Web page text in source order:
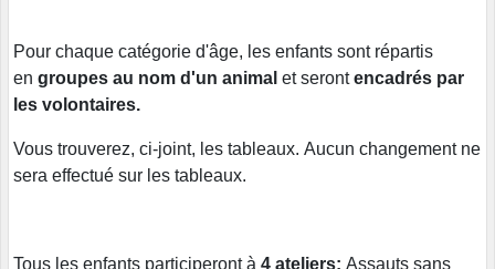
Pour chaque catégorie d'âge, les enfants sont répartis
en groupes au nom d'un animal et serontencadrés par
les volontaires.
Vous trouverez, ci-joint, les tableaux. Aucun changement ne
sera effectué sur les tableaux.
Tous les enfants participeront à 4 ateliers: Assauts sans